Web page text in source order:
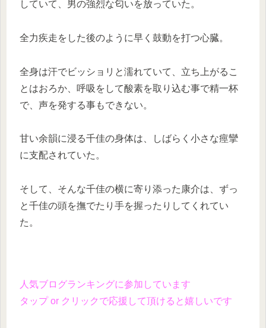
していて、男の強烈な匂いを放っていた。
全力疾走をした後のように早く鼓動を打つ心臓。
全身は汗でビッショリと濡れていて、立ち上がるこ
とはおろか、呼吸をして酸素を取り込む事で精一杯
で、声を発する事もできない。
甘い余韻に浸る千佳の身体は、しばらく小さな痙攣
に支配されていた。
そして、そんな千佳の横に寄り添った康介は、ずっ
と千佳の頭を撫でたり手を握ったりしてくれてい
た。
人気ブログランキングに参加しています
タップ or クリックで応援して頂けると嬉しいです